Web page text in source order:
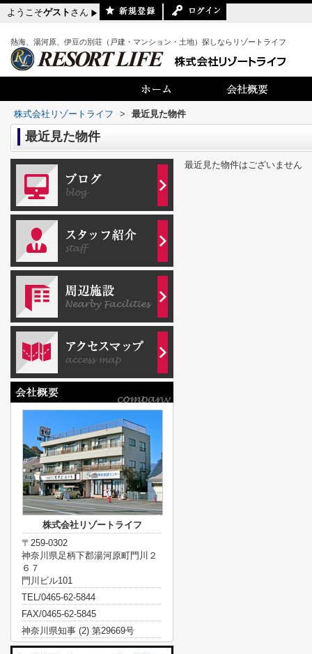
ようこそゲスト さん
熱海、湯河原、伊豆の別荘（戸建・マンション・土地）探しならリゾートライフ
株式会社リゾートライフ > 最近見た物件
最近見た物件
最近見た物件はございません
株式会社リゾートライフ
〒259-0302
神奈川県足柄下郡湯河原町門川２
６７
門川ビル101
TEL/0465-62-5844
FAX/0465-62-5845
神奈川県知事 (2) 第29669号